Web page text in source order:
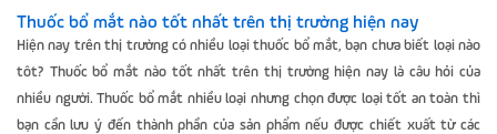
Thuốc bổ mắt nào tốt nhất trên thị trường hiện nay
Hiện nay trên thị trường có nhiều loại thuốc bổ mắt, bạn chưa biết loại nào
tôt? Thuốc bổ mắt nào tốt nhất trên thị trường hiện nay là câu hỏi của
nhiều người. Thuốc bổ mắt nhiều loại nhưng chọn được loại tốt an toàn thì
bạn cần lưu ý đến thành phần của sản phẩm nếu được chiết xuất từ các